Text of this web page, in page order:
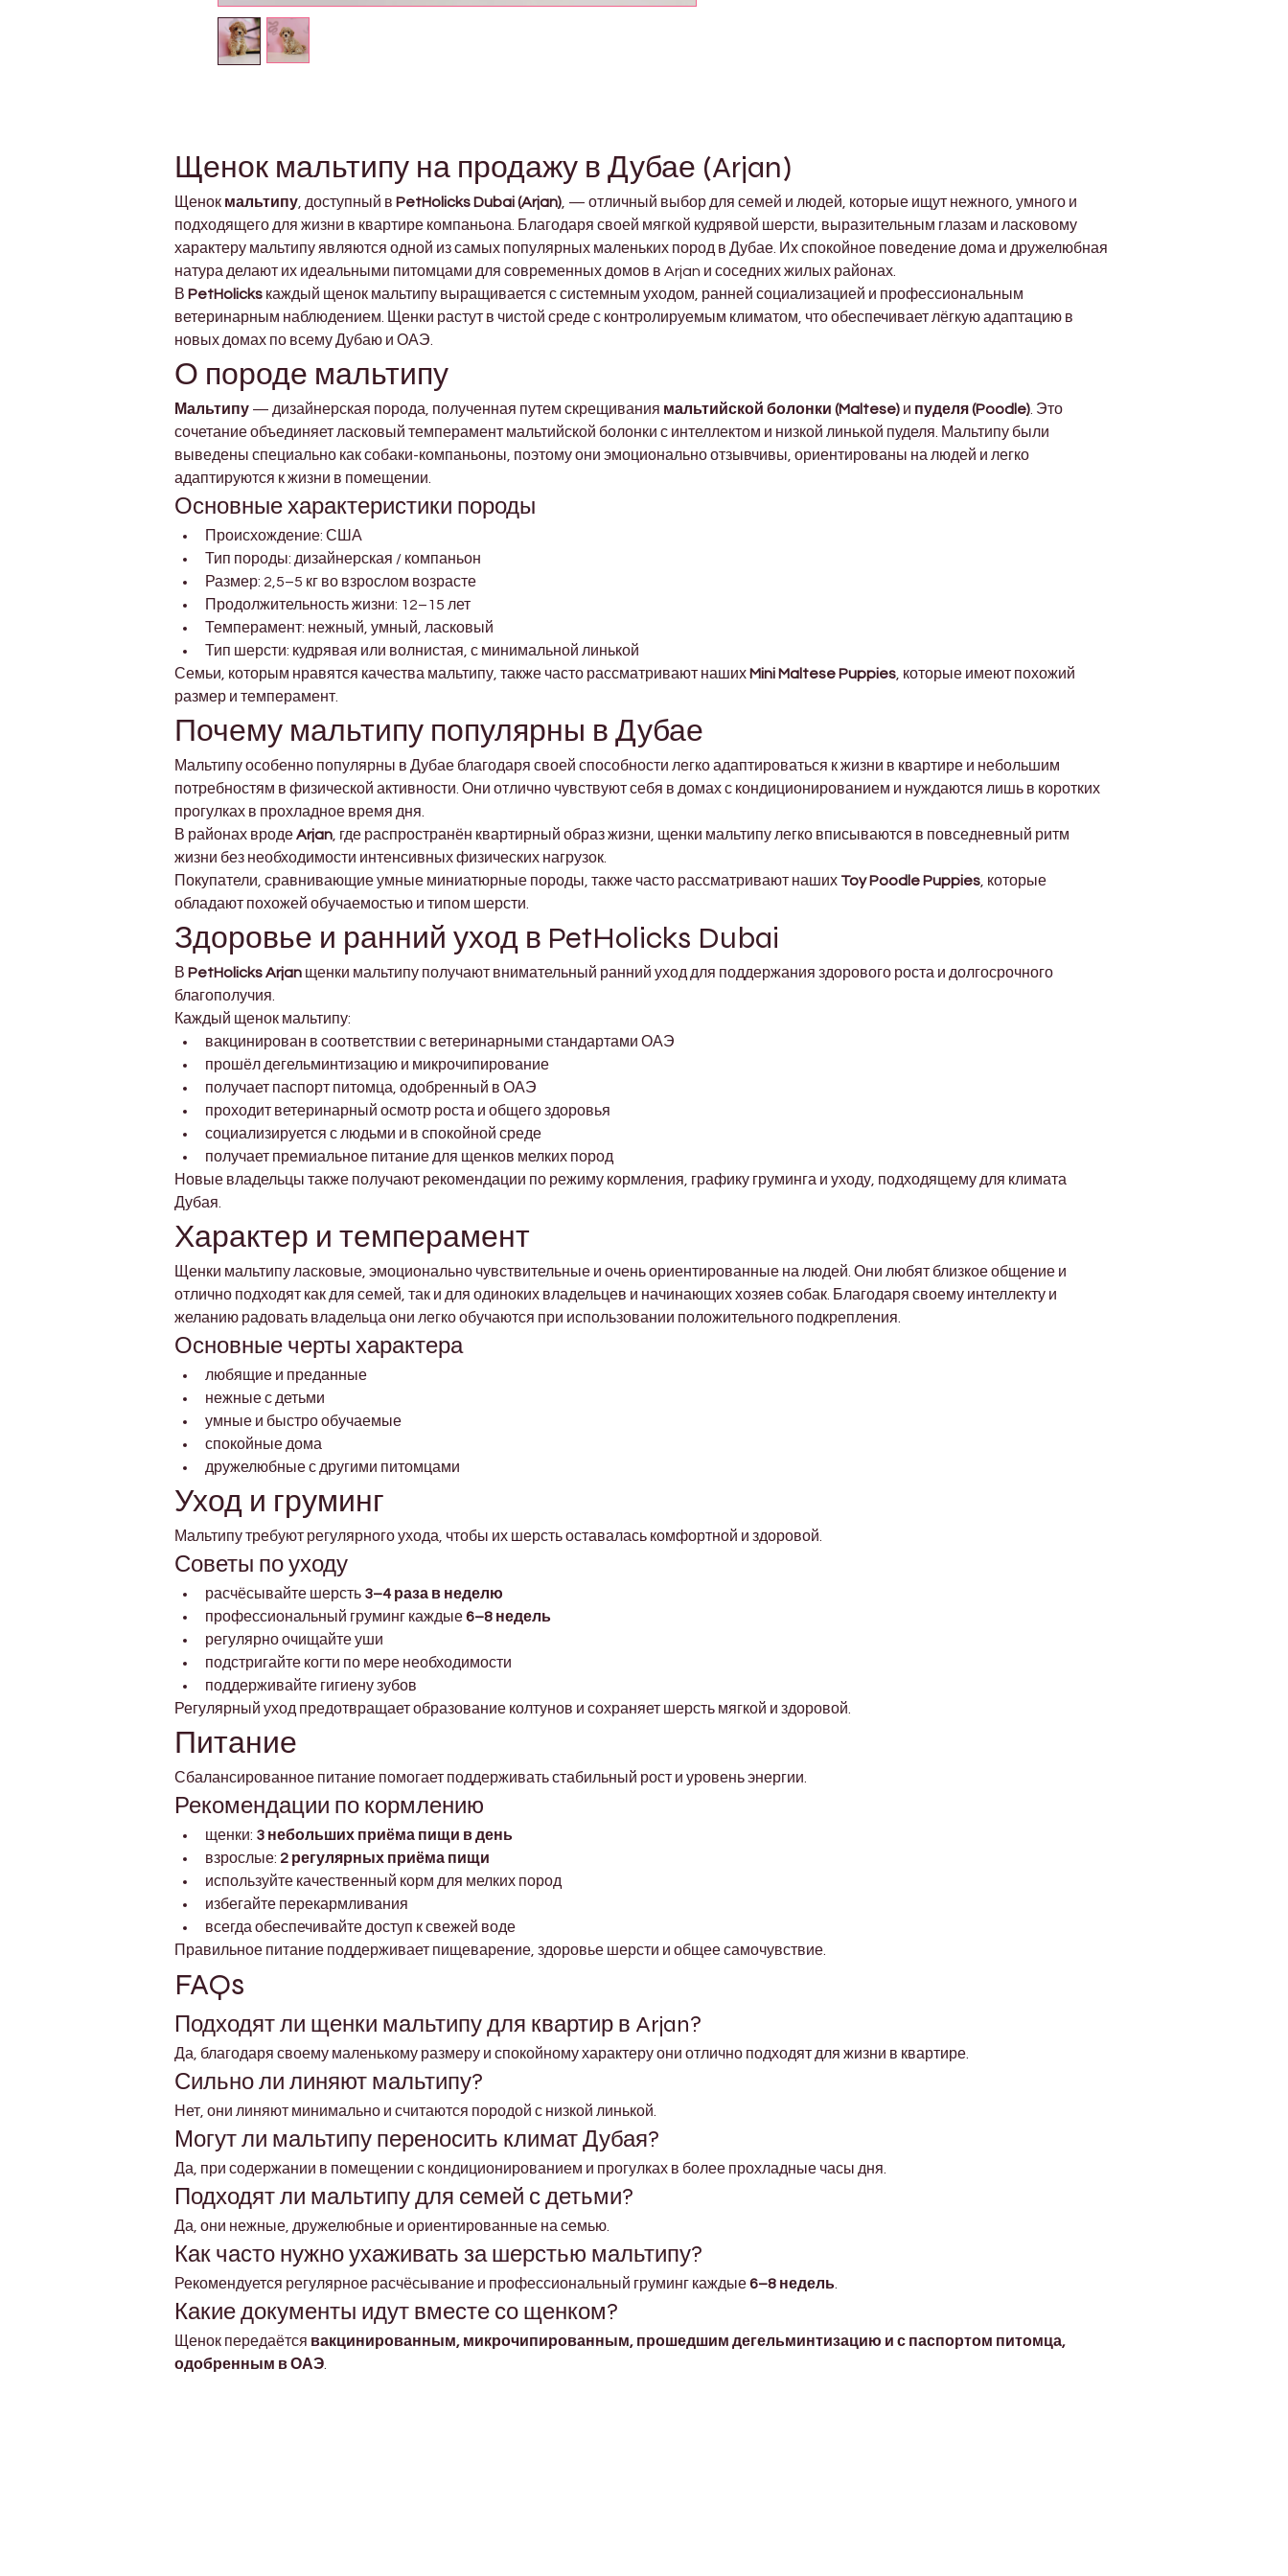
Щенок мальтипу на продажу в Дубае (Arjan)
Щенок мальтипу , доступный в PetHolicks Dubai (Arjan) , — отличный выбор для семей и людей, которые ищут нежного, умного и
подходящего для жизни в квартире компаньона. Благодаря своей мягкой кудрявой шерсти, выразительным глазам и ласковому
характеру мальтипу являются одной из самых популярных маленьких пород в Дубае. Их спокойное поведение дома и дружелюбная
натура делают их идеальными питомцами для современных домов в Arjan и соседних жилых районах.
В PetHolicks каждый щенок мальтипу выращивается с системным уходом, ранней социализацией и профессиональным
ветеринарным наблюдением. Щенки растут в чистой среде с контролируемым климатом, что обеспечивает лёгкую адаптацию в
новых домах по всему Дубаю и ОАЭ.
О породе мальтипу
Мальтипу — дизайнерская порода, полученная путем скрещивания мальтийской болонки (Maltese) и пуделя (Poodle) . Это
сочетание объединяет ласковый темперамент мальтийской болонки с интеллектом и низкой линькой пуделя. Мальтипу были
выведены специально как собаки-компаньоны, поэтому они эмоционально отзывчивы, ориентированы на людей и легко
адаптируются к жизни в помещении.
Основные характеристики породы
Происхождение: США
Тип породы: дизайнерская / компаньон
Размер: 2,5–5 кг во взрослом возрасте
Продолжительность жизни: 12–15 лет
Темперамент: нежный, умный, ласковый
Тип шерсти: кудрявая или волнистая, с минимальной линькой
Семьи, которым нравятся качества мальтипу, также часто рассматривают наших Mini Maltese Puppies , которые имеют похожий
размер и темперамент.
Почему мальтипу популярны в Дубае
Мальтипу особенно популярны в Дубае благодаря своей способности легко адаптироваться к жизни в квартире и небольшим
потребностям в физической активности. Они отлично чувствуют себя в домах с кондиционированием и нуждаются лишь в коротких
прогулках в прохладное время дня.
В районах вроде Arjan , где распространён квартирный образ жизни, щенки мальтипу легко вписываются в повседневный ритм
жизни без необходимости интенсивных физических нагрузок.
Покупатели, сравнивающие умные миниатюрные породы, также часто рассматривают наших Toy Poodle Puppies , которые
обладают похожей обучаемостью и типом шерсти.
Здоровье и ранний уход в PetHolicks Dubai
В PetHolicks Arjan щенки мальтипу получают внимательный ранний уход для поддержания здорового роста и долгосрочного
благополучия.
Каждый щенок мальтипу:
вакцинирован в соответствии с ветеринарными стандартами ОАЭ
прошёл дегельминтизацию и микрочипирование
получает паспорт питомца, одобренный в ОАЭ
проходит ветеринарный осмотр роста и общего здоровья
социализируется с людьми и в спокойной среде
получает премиальное питание для щенков мелких пород
Новые владельцы также получают рекомендации по режиму кормления, графику груминга и уходу, подходящему для климата
Дубая.
Характер и темперамент
Щенки мальтипу ласковые, эмоционально чувствительные и очень ориентированные на людей. Они любят близкое общение и
отлично подходят как для семей, так и для одиноких владельцев и начинающих хозяев собак. Благодаря своему интеллекту и
желанию радовать владельца они легко обучаются при использовании положительного подкрепления.
Основные черты характера
любящие и преданные
нежные с детьми
умные и быстро обучаемые
спокойные дома
дружелюбные с другими питомцами
Уход и груминг
Мальтипу требуют регулярного ухода, чтобы их шерсть оставалась комфортной и здоровой.
Советы по уходу
расчёсывайте шерсть 3–4 раза в неделю
профессиональный груминг каждые 6–8 недель
регулярно очищайте уши
подстригайте когти по мере необходимости
поддерживайте гигиену зубов
Регулярный уход предотвращает образование колтунов и сохраняет шерсть мягкой и здоровой.
Питание
Сбалансированное питание помогает поддерживать стабильный рост и уровень энергии.
Рекомендации по кормлению
щенки: 3 небольших приёма пищи в день
взрослые: 2 регулярных приёма пищи
используйте качественный корм для мелких пород
избегайте перекармливания
всегда обеспечивайте доступ к свежей воде
Правильное питание поддерживает пищеварение, здоровье шерсти и общее самочувствие.
FAQs
Подходят ли щенки мальтипу для квартир в Arjan?
Да, благодаря своему маленькому размеру и спокойному характеру они отлично подходят для жизни в квартире.
Сильно ли линяют мальтипу?
Нет, они линяют минимально и считаются породой с низкой линькой.
Могут ли мальтипу переносить климат Дубая?
Да, при содержании в помещении с кондиционированием и прогулках в более прохладные часы дня.
Подходят ли мальтипу для семей с детьми?
Да, они нежные, дружелюбные и ориентированные на семью.
Как часто нужно ухаживать за шерстью мальтипу?
Рекомендуется регулярное расчёсывание и профессиональный груминг каждые 6–8 недель
Какие документы идут вместе со щенком?
Щенок передаётся вакцинированным, микрочипированным, прошедшим дегельминтизацию и с паспортом питомца,
одобренным в ОАЭ